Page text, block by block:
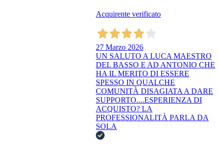
Acquirente verificato
27 Marzo 2026
UN SALUTO A LUCA MAESTRO
DEL BASSO E AD ANTONIO CHE
HA IL MERITO DI ESSERE
SPESSO IN QUALCHE
COMUNITÀ DISAGIATA A DARE
SUPPORTO....ESPERIENZA DI
ACQUISTO? LA
PROFESSIONALITÀ PARLA DA
SOLA